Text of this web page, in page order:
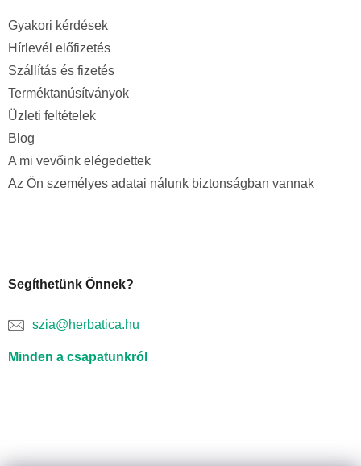
Gyakori kérdések
Hírlevél előfizetés
Szállítás és fizetés
Terméktanúsítványok
Üzleti feltételek
Blog
A mi vevőink elégedettek
Az Ön személyes adatai nálunk biztonságban vannak
Segíthetünk Önnek?
szia@herbatica.hu
Minden a csapatunkról